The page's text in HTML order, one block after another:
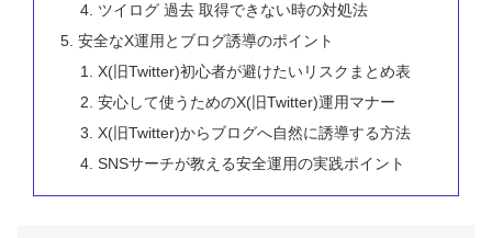
ツイログ 過去 取得できない時の対処法
安全なX運用とブログ誘導のポイント
X(旧Twitter)初心者が避けたいリスクまとめ表
安心して使うためのX(旧Twitter)運用マナー
X(旧Twitter)からブログへ自然に誘導する方法
SNSサーチが教える安全運用の実践ポイント